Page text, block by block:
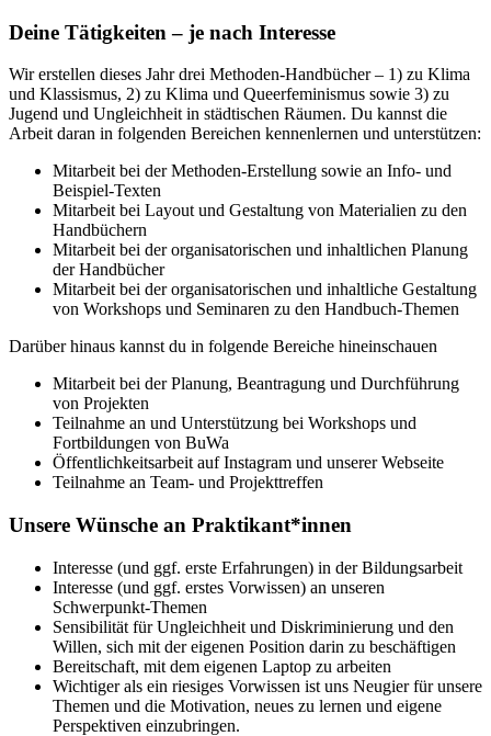
Deine Tätigkeiten – je nach Interesse
Wir erstellen dieses Jahr drei Methoden-Handbücher – 1) zu Klima
und Klassismus, 2) zu Klima und Queerfeminismus sowie 3) zu
Jugend und Ungleichheit in städtischen Räumen. Du kannst die
Arbeit daran in folgenden Bereichen kennenlernen und unterstützen:
Mitarbeit bei der Methoden-Erstellung sowie an Info- und
Beispiel-Texten
Mitarbeit bei Layout und Gestaltung von Materialien zu den
Handbüchern
Mitarbeit bei der organisatorischen und inhaltlichen Planung
der Handbücher
Mitarbeit bei der organisatorischen und inhaltliche Gestaltung
von Workshops und Seminaren zu den Handbuch-Themen
Darüber hinaus kannst du in folgende Bereiche hineinschauen
Mitarbeit bei der Planung, Beantragung und Durchführung
von Projekten
Teilnahme an und Unterstützung bei Workshops und
Fortbildungen von BuWa
Öffentlichkeitsarbeit auf Instagram und unserer Webseite
Teilnahme an Team- und Projekttreffen
Unsere Wünsche an Praktikant*innen
Interesse (und ggf. erste Erfahrungen) in der Bildungsarbeit
Interesse (und ggf. erstes Vorwissen) an unseren
Schwerpunkt-Themen
Sensibilität für Ungleichheit und Diskriminierung und den
Willen, sich mit der eigenen Position darin zu beschäftigen
Bereitschaft, mit dem eigenen Laptop zu arbeiten
Wichtiger als ein riesiges Vorwissen ist uns Neugier für unsere
Themen und die Motivation, neues zu lernen und eigene
Perspektiven einzubringen.